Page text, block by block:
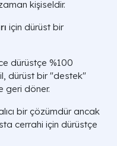
kişiseldir.
için dürüst bir
dürüstçe %100
dürüst bir "destek"
geri döner.
bir çözümdür ancak
cerrahi için dürüstçe